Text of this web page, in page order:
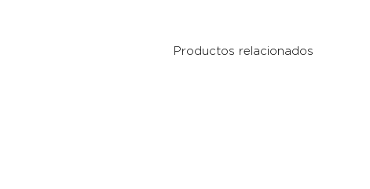
Productos relacionados